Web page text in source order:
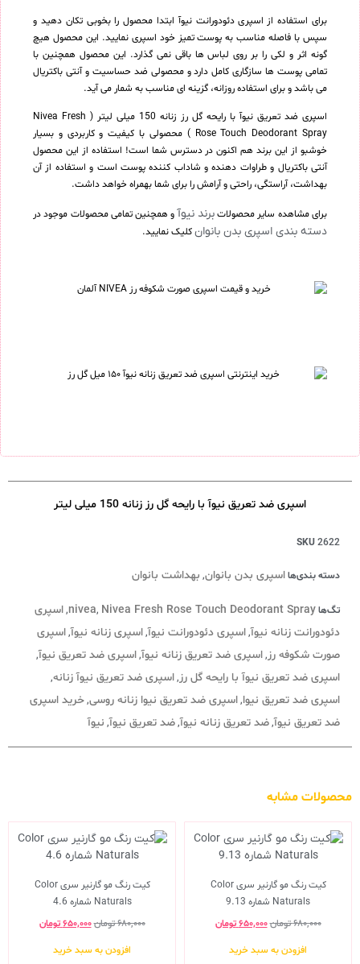
برای استفاده از اسپری دئودورانت نیوآ ابتدا محصول را بخوبی تکان دهید و
سپس با فاصله مناسب به پوست تمیز خود اسپری نمایید. این محصول هیچ
گونه اثر و لکی را بر روی لباس ها باقی نمی گذارد. این محصول همچنین با
تمامی پوست ها سازگاری کامل دارد و محصولی ضد حساسیت و آنتی باکتریال
می باشد و برای استفاده روزانه، گزینه ای مناسب به شمار می آید.
اسپری ضد تعریق نیوآ با رایحه گل رز زنانه 150 میلی لیتر ( Nivea Fresh
Rose Touch Deodorant Spray ) محصولی با کیفیت و کاربردی و بسیار
خوشبو از این برند هم اکنون در دسترس شما است! استفاده از این محصول
آنتی باکتریال و طراوات دهنده و شاداب کننده پوست است و استفاده از آن
بهداشت، آراستگی، راحتی و آرامش را برای شما بهمراه خواهد داشت.
برای مشاهده سایر محصولاتبرند نیوآو همچنین تمامی محصولات موجود در
دسته بندی اسپری بدن بانوانکلیک نمایید.
اسپری ضد تعریق نیوآ با رایحه گل رز زنانه 150 میلی لیتر
SKU2622
دسته بندی‌هااسپری بدن بانوان, بهداشت بانوان
تگ‌ها nivea, Nivea Fresh Rose Touch Deodorant Spray
,اسپری
دئودورانت زنانه نیوآ,اسپری دئودورانت نیوآ,اسپری زنانه نیوآ,اسپری
صورت شکوفه رز,اسپری ضد تعریق زنانه نیوآ,اسپری ضد تعریق نیوآ,
اسپری ضد تعریق نیوآ با رایحه گل رز,اسپری ضد تعریق نیوآ زنانه,
اسپری ضد تعریق نیوا,اسپری ضد تعریق نیوا زنانه روسی,خرید اسپری
ضد تعریق نیوآ,ضد تعریق زنانه نیوآ,ضد تعریق نیوآ, نیوآ
محصولات مشابه
کیت رنگ مو گارنیر سری Color
Naturals شماره 9.13
۶۸۰,۰۰۰تومان۶۵۰,۰۰۰ تومان
افزودن به سبد خرید
کیت رنگ مو گارنیر سری Color
Naturals شماره 4.6
۶۸۰,۰۰۰تومان۶۵۰,۰۰۰ تومان
افزودن به سبد خرید